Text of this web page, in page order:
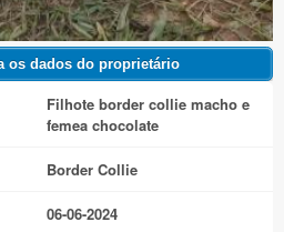
Filhote border collie macho e
femea chocolate
Border Collie
06-06-2024